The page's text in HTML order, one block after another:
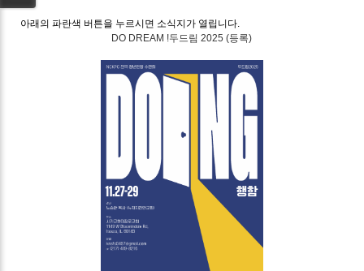
아래의 파란색 버튼을 누르시면 소식지가 열립니다.
DO DREAM !두드림 2025 (등록)